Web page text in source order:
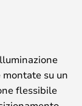
su un
flessibile